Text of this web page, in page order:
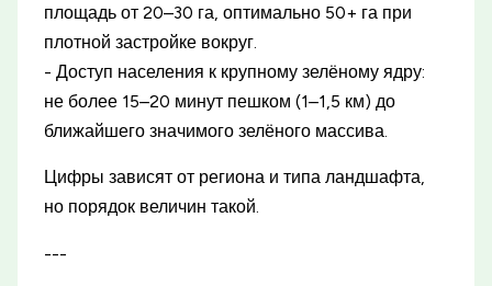
площадь от 20–30 га, оптимально 50+ га при
плотной застройке вокруг.
- Доступ населения к крупному зелёному ядру:
не более 15–20 минут пешком (1–1,5 км) до
ближайшего значимого зелёного массива.
Цифры зависят от региона и типа ландшафта,
но порядок величин такой.
---